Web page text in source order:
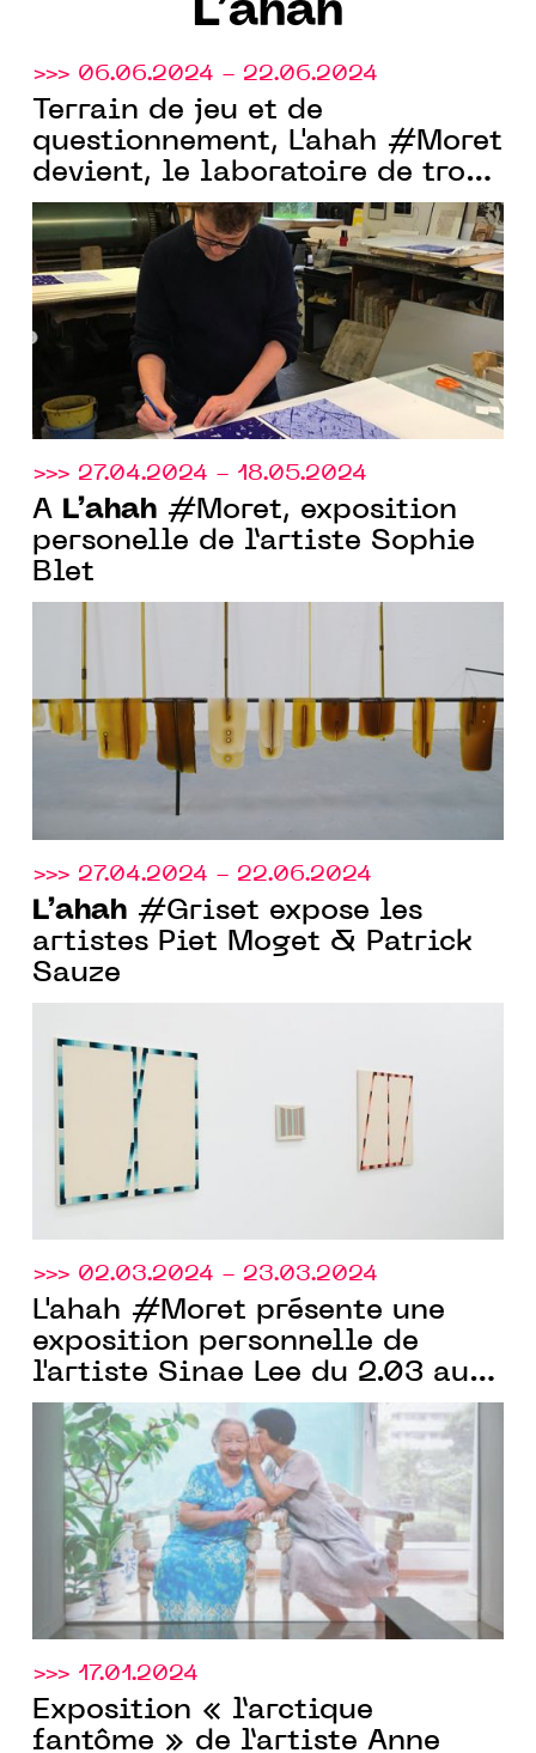
L’ahah
>>> 06.06.2024 - 22.06.2024
Terrain de jeu et de
questionnement, L'ahah #Moret
devient, le laboratoire de trois
artistes plasticiens : Jean-
Pascal Février, Pierre Martens
et Alain Sicard
>>> 27.04.2024 - 18.05.2024
À L’ahah #Moret, exposition
personelle de l’artiste Sophie
Blet
>>> 27.04.2024 - 22.06.2024
L’ahah #Griset expose les
artistes Piet Moget & Patrick
Sauze
>>> 02.03.2024 - 23.03.2024
L'ahah #Moret présente une
exposition personnelle de
l'artiste Sinae Lee du 2.03 au
23.03.2024
>>> 17.01.2024
Exposition « l’arctique
fantôme » de l’artiste Anne